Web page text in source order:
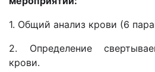
1. Общий анализ крови (6
2. Определение
крови.